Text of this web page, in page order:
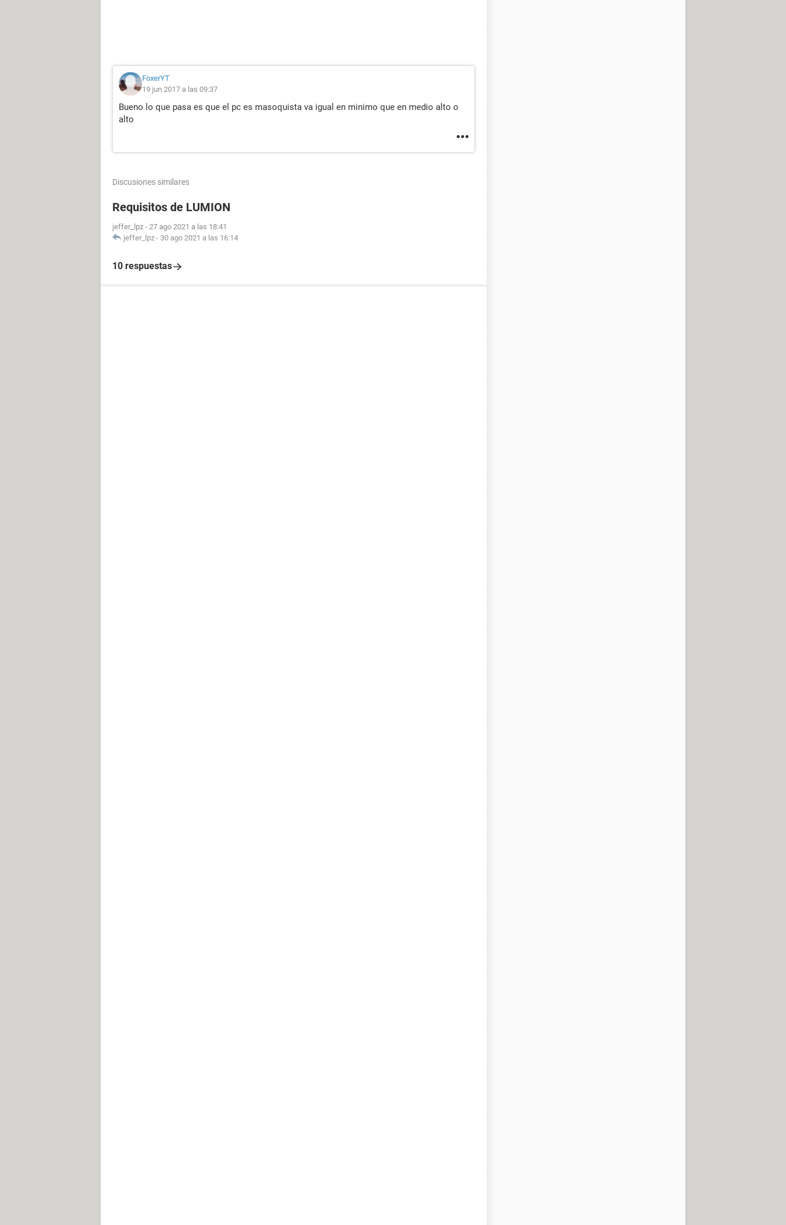
FoxerYT
19 jun 2017 a las 09:37
Bueno lo que pasa es que el pc es masoquista va igual en minimo que en medio alto o
alto
Discusiones similares
Requisitos de LUMION
jeffer_lpz - 27 ago 2021 a las 18:41
jeffer_lpz - 30 ago 2021 a las 16:14
10 respuestas